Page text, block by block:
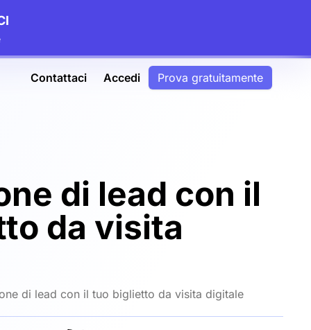
Contattaci Accedi Prova gratuitamente
di lead con il
da visita
di lead con il tuo biglietto da visita digitale